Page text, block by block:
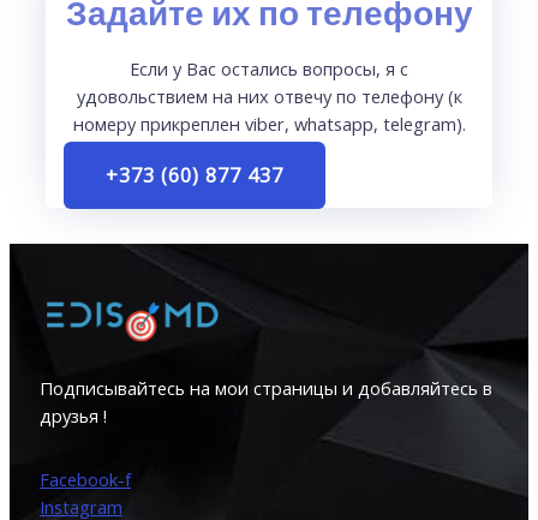
Задайте их по телефону
Если у Вас остались вопросы, я с
удовольствием на них отвечу по телефону (к
номеру прикреплен viber, whatsapp, telegram).
+373 (60) 877 437
Подписывайтесь на мои страницы и добавляйтесь в
друзья !
Facebook-f
Instagram